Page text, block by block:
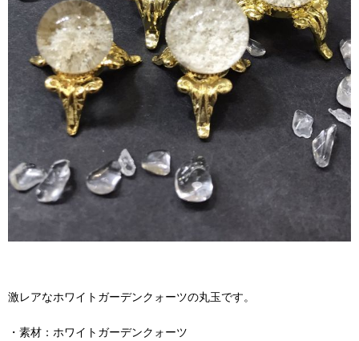
激レアなホワイトガーデンクォーツの丸玉です。
・素材：ホワイトガーデンクォーツ